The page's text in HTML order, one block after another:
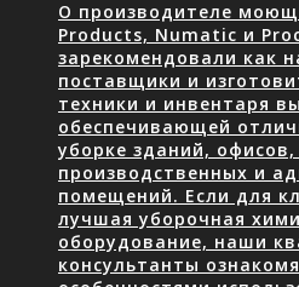
О производителе
Products, Numatic и
зарекомендовали как
поставщики и
техники и инвентаря
обеспечивающей
уборке зданий,
производственных и
помещений. Если для
лучшая уборочная
оборудование, наши
консультанты